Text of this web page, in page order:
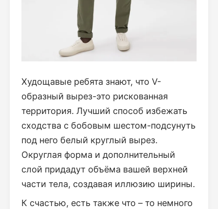
Худощавые ребята знают, что V-
образный вырез-это рискованная
территория. Лучший способ избежать
сходства с бобовым шестом-подсунуть
под него белый круглый вырез.
Округлая форма и дополнительный
слой придадут объёма вашей верхней
части тела, создавая иллюзию ширины.
К счастью, есть также что – то немного